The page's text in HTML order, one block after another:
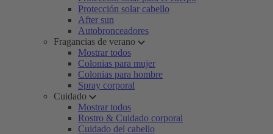
Protección solar cabello
After sun
Autobronceadores
Fragancias de verano
Mostrar todos
Colonias para mujer
Colonias para hombre
Spray corporal
Cuidado
Mostrar todos
Rostro & Cuidado corporal
Cuidado del cabello